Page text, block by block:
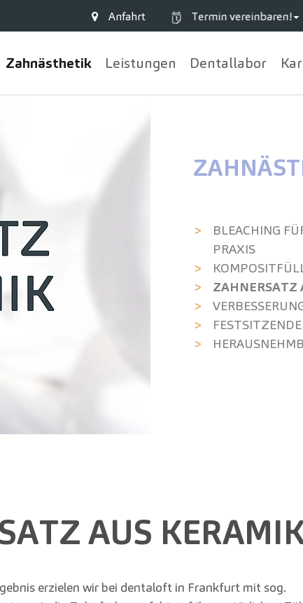
Anfahrt Terminvereinbaren!
Zahn­ästhetik Leistungen Dentallabor
BLEACHING
PRAXIS
ZAHNERSATZ
AUS
erzielen wir bei dentaloft in Frankfurt mit sog.